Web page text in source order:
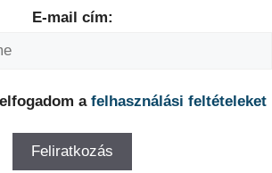
E-mail cím:
a felhasználási feltételeket